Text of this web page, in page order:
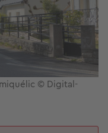
© Digital-